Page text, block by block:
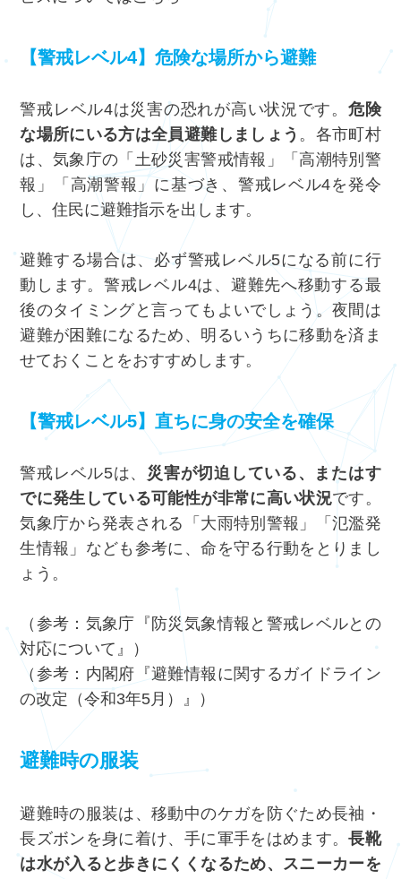
【警戒レベル4】危険な場所から避難
警戒レベル4は災害の恐れが高い状況です。 危険
な場所にいる方は全員避難しましょう 。各市町村
は、気象庁の「土砂災害警戒情報」「高潮特別警
報」「高潮警報」に基づき、警戒レベル4を発令
し、住民に避難指示を出します。
避難する場合は、必ず警戒レベル5になる前に行
動します。警戒レベル4は、避難先へ移動する最
後のタイミングと言ってもよいでしょう。夜間は
避難が困難になるため、明るいうちに移動を済ま
せておくことをおすすめします。
【警戒レベル5】直ちに身の安全を確保
警戒レベル5は、 災害が切迫している、またはす
でに発生している可能性が非常に高い状況です。
気象庁から発表される「大雨特別警報」「氾濫発
生情報」なども参考に、命を守る行動をとりまし
ょう。
（参考：気象庁『 防災気象情報と警戒レベルとの
対応について 』）
（参考：内閣府『避難情報に関するガイドライン
の改定（令和3年5月） 』）
避難時の服装
避難時の服装は、移動中のケガを防ぐため長袖・
長ズボンを身に着け、手に軍手をはめます。長靴
は水が入ると歩きにくくなるため、スニーカーを